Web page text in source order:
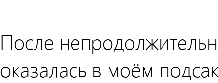
После
оказалась в моём